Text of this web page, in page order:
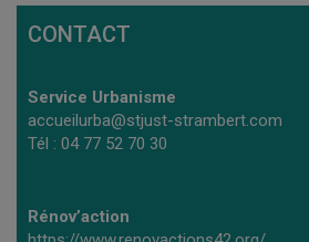
CONTACT
Service Urbanisme
accueilurba@stjust-strambert.com
Tél : 04 77 52 70 30
Rénov’action